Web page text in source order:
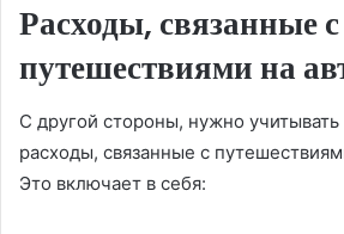
Расходы, связанные с
путешествиями на
С другой стороны, нужно
расходы, связанные с
Это включает в себя: